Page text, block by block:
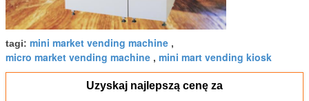
tagi: mini market vending machine ,
micro market vending machine , mini mart vending kiosk
Uzyskaj najlepszą cenę za